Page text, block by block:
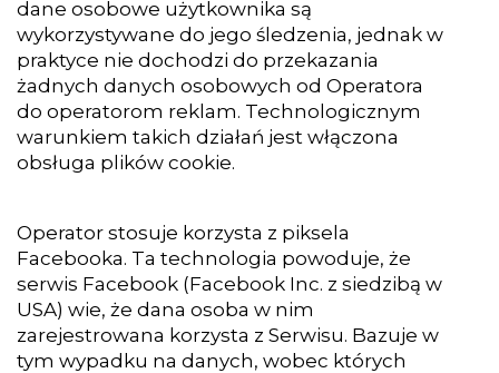
dane osobowe użytkownika są
wykorzystywane do jego śledzenia, jednak w
praktyce nie dochodzi do przekazania
żadnych danych osobowych od Operatora
do operatorom reklam. Technologicznym
warunkiem takich działań jest włączona
obsługa plików cookie.
Operator stosuje korzysta z piksela
Facebooka. Ta technologia powoduje, że
serwis Facebook (Facebook Inc. z siedzibą w
USA) wie, że dana osoba w nim
zarejestrowana korzysta z Serwisu. Bazuje w
tym wypadku na danych, wobec których